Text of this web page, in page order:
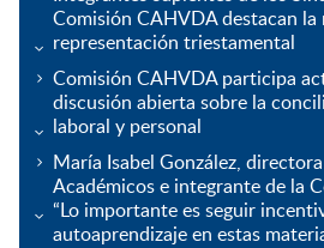
Comisión CAHVDA destacan la
representación triestamental
Comisión CAHVDA participa
discusión abierta sobre la
laboral y personal
María Isabel González,
Académicos e integrante de la
“Lo importante es seguir
autoaprendizaje en estas